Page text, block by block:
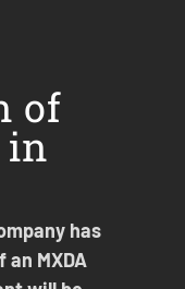
of
in
has
MXDA